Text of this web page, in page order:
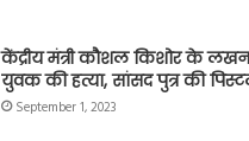
केंद्रीय मंत्री कौशल किशोर के
युवक की हत्या, सांसद पुत्र की
September 1, 2023